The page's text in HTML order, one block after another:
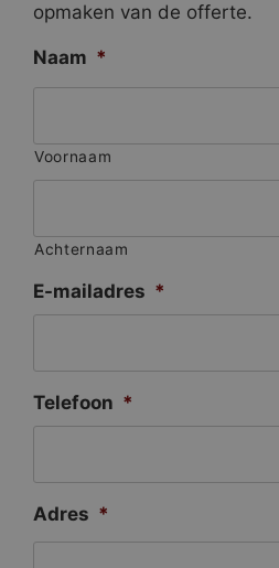
opmaken van de offerte.
Naam *
Voornaam
Achternaam
E-mailadres *
Telefoon *
Adres *